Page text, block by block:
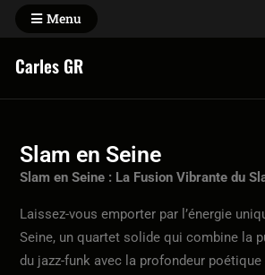
Menu
Carles GR
Slam en Seine
Slam en Seine : La Fusion Vibrante du
Laissez-vous emporter par l’énergie
Seine, un quartet solide qui combine la
du jazz-funk avec la profondeur poétique